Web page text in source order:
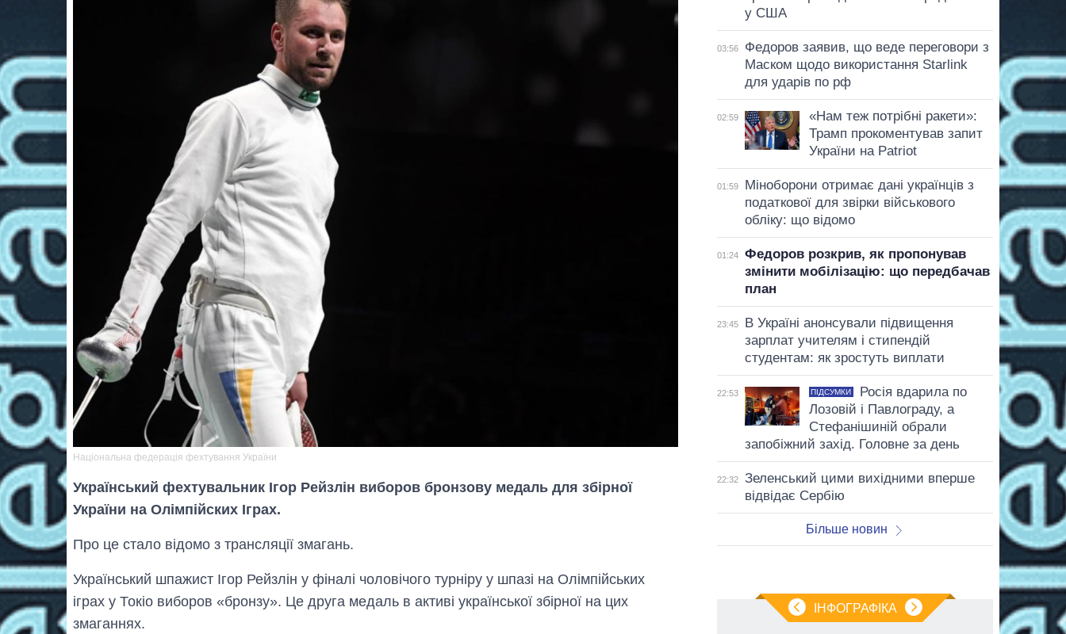
Національна федерація фехтування України
Український фехтувальник Ігор Рейзлін виборов бронзову медаль для збірної
України на Олімпійских Іграх.
Про це стало відомо з трансляції змагань.
Український шпажист Ігор Рейзлін у фіналі чоловічого турніру у шпазі на Олімпійських
іграх у Токіо виборов «бронзу». Це друга медаль в активі української збірної на цих
змаганнях.
у США
03:56
Федоров заявив, що веде переговори з
Маском щодо використання Starlink
для ударів по рф
02:59
«Нам теж потрібні ракети»:
Трамп прокоментував запит
України на Patriot
01:59
Міноборони отримає дані українців з
податкової для звірки військового
обліку: що відомо
01:24
Федоров розкрив, як пропонував
змінити мобілізацію: що передбачав
план
23:45
В Україні анонсували підвищення
зарплат учителям і стипендій
студентам: як зростуть виплати
22:53 ПІДСУМКИ
Росія вдарила по
Лозовій і Павлограду, а
Стефанішиній обрали
запобіжний захід. Головне за день
22:32
Зеленський цими вихідними вперше
відвідає Сербію
Більше новин
ІНФОГРАФІКА